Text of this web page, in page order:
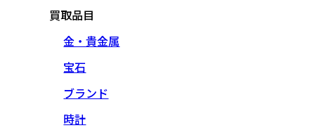
買取品目
金・貴金属
宝石
ブランド
時計